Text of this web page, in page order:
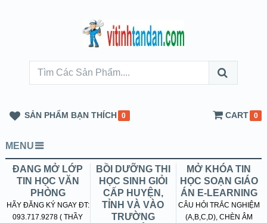
SẢN PHẨM BẠN THÍCH 0 CART 0
MENU
ĐANG MỞ LỚP
TIN HỌC VĂN
PHÒNG
HÃY ĐĂNG KÝ NGAY ĐT:
093.717.9278 ( THẦY
BỒI DƯỠNG THI
HỌC SINH GIỎI
CẤP HUYỆN,
TỈNH VÀ VÀO
TRƯỜNG
MỞ KHÓA TIN
HỌC SOẠN GIÁO
ÁN E-LEARNING
CÂU HỎI TRẮC NGHIỆM
(A,B,C,D), CHÈN ÂM